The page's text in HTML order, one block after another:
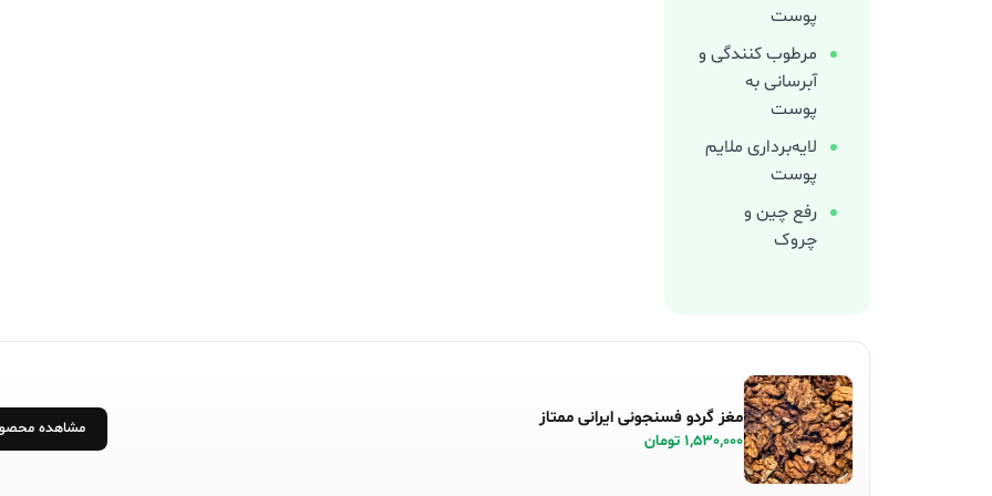
پوست
مرطوب کنندگی و
آبرسانی به
پوست
لایه‌برداری ملایم
پوست
رفع چین و
چروک
مغز گردو فسنجونی ایرانی ممتاز
1,530,000 تومان
مشاهده